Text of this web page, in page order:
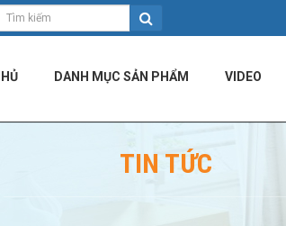
DANH MỤC SẢN PHẨM VIDEO
TIN TỨC